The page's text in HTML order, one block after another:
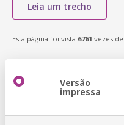
Leia um trecho
Esta página foi vista 6761 vezes
Versão
impressa